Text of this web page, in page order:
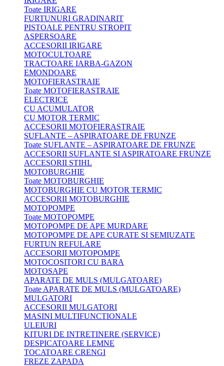
Toate IRIGARE
FURTUNURI GRADINARIT
PISTOALE PENTRU STROPIT
ASPERSOARE
ACCESORII IRIGARE
MOTOCULTOARE
TRACTOARE IARBA-GAZON
EMONDOARE
MOTOFIERASTRAIE
Toate MOTOFIERASTRAIE
ELECTRICE
CU ACUMULATOR
CU MOTOR TERMIC
ACCESORII MOTOFIERASTRAIE
SUFLANTE – ASPIRATOARE DE FRUNZE
Toate SUFLANTE – ASPIRATOARE DE FRUNZE
ACCESORII SUFLANTE SI ASPIRATOARE FRUNZE
ACCESORII STIHL
MOTOBURGHIE
Toate MOTOBURGHIE
MOTOBURGHIE CU MOTOR TERMIC
ACCESORII MOTOBURGHIE
MOTOPOMPE
Toate MOTOPOMPE
MOTOPOMPE DE APE MURDARE
MOTOPOMPE DE APE CURATE SI SEMIUZATE
FURTUN REFULARE
ACCESORII MOTOPOMPE
MOTOCOSITORI CU BARA
MOTOSAPE
APARATE DE MULS (MULGATOARE)
Toate APARATE DE MULS (MULGATOARE)
MULGATORI
ACCESORII MULGATORI
MASINI MULTIFUNCTIONALE
ULEIURI
KITURI DE INTRETINERE (SERVICE)
DESPICATOARE LEMNE
TOCATOARE CRENGI
FREZE ZAPADA